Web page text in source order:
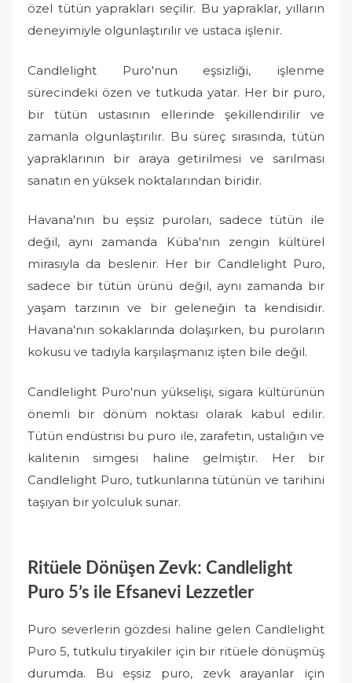
özel tütün yaprakları seçilir. Bu yapraklar, yılların
deneyimiyle olgunlaştırılır ve ustaca işlenir.
Candlelight Puro'nun eşsizliği, işlenme
sürecindeki özen ve tutkuda yatar. Her bir puro,
bir tütün ustasının ellerinde şekillendirilir ve
zamanla olgunlaştırılır. Bu süreç sırasında, tütün
yapraklarının bir araya getirilmesi ve sarılması
sanatın en yüksek noktalarından biridir.
Havana'nın bu eşsiz puroları, sadece tütün ile
değil, aynı zamanda Küba'nın zengin kültürel
mirasıyla da beslenir. Her bir Candlelight Puro,
sadece bir tütün ürünü değil, aynı zamanda bir
yaşam tarzının ve bir geleneğin ta kendisidir.
Havana'nın sokaklarında dolaşırken, bu puroların
kokusu ve tadıyla karşılaşmanız işten bile değil.
Candlelight Puro'nun yükselişi, sigara kültürünün
önemli bir dönüm noktası olarak kabul edilir.
Tütün endüstrisi bu puro ile, zarafetin, ustalığın ve
kalitenin simgesi haline gelmiştir. Her bir
Candlelight Puro, tutkunlarına tütünün ve tarihini
taşıyan bir yolculuk sunar.
Ritüele Dönüşen Zevk: Candlelight
Puro 5’s ile Efsanevi Lezzetler
Puro severlerin gözdesi haline gelen Candlelight
Puro 5, tutkulu tiryakiler için bir ritüele dönüşmüş
durumda. Bu eşsiz puro, zevk arayanlar için